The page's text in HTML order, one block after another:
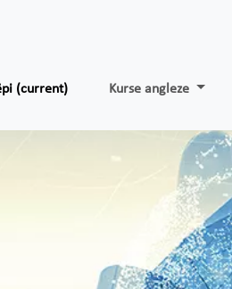
(current) Kurse angleze